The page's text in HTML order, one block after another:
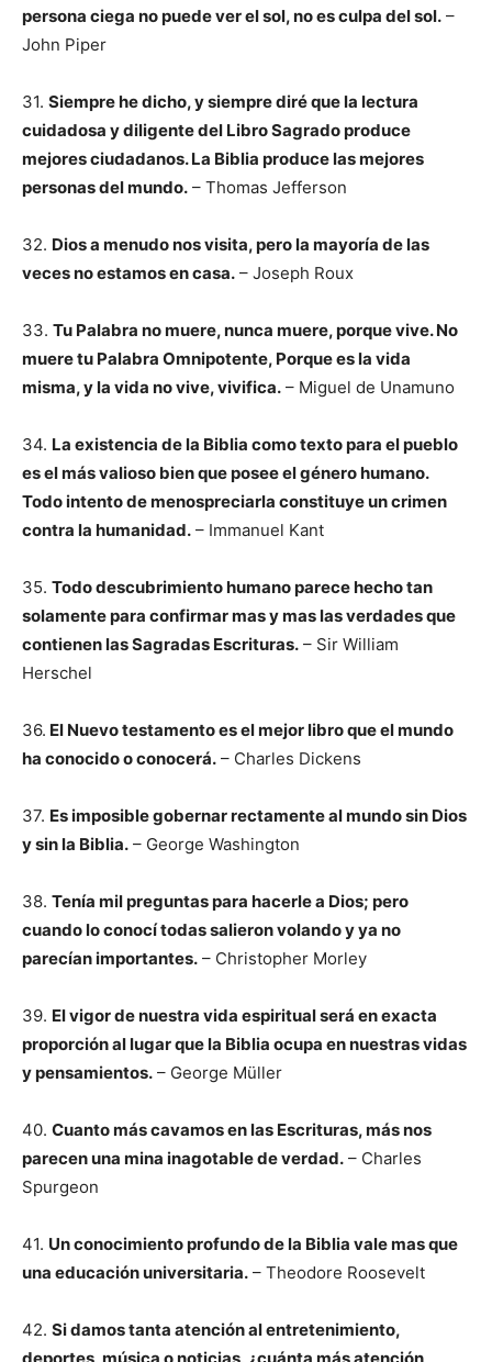
persona ciega no puede ver el sol, no es culpa del sol. –
John Piper
31. Siempre he dicho, y siempre diré que la lectura
cuidadosa y diligente del Libro Sagrado produce
mejores ciudadanos. La Biblia produce las mejores
personas del mundo. – Thomas Jefferson
32. Dios a menudo nos visita, pero la mayoría de las
veces no estamos en casa. – Joseph Roux
33. Tu Palabra no muere, nunca muere, porque vive. No
muere tu Palabra Omnipotente, Porque es la vida
misma, y la vida no vive, vivifica. – Miguel de Unamuno
34. La existencia de la Biblia como texto para el pueblo
es el más valioso bien que posee el género humano.
Todo intento de menospreciarla constituye un crimen
contra la humanidad. – Immanuel Kant
35. Todo descubrimiento humano parece hecho tan
solamente para confirmar mas y mas las verdades que
contienen las Sagradas Escrituras. – Sir William
Herschel
36. El Nuevo testamento es el mejor libro que el mundo
ha conocido o conocerá. – Charles Dickens
37. Es imposible gobernar rectamente al mundo sin Dios
y sin la Biblia. – George Washington
38. Tenía mil preguntas para hacerle a Dios; pero
cuando lo conocí todas salieron volando y ya no
parecían importantes. – Christopher Morley
39. El vigor de nuestra vida espiritual será en exacta
proporción al lugar que la Biblia ocupa en nuestras vidas
y pensamientos. – George Müller
40. Cuanto más cavamos en las Escrituras, más nos
parecen una mina inagotable de verdad. – Charles
Spurgeon
41. Un conocimiento profundo de la Biblia vale mas que
una educación universitaria. – Theodore Roosevelt
42. Si damos tanta atención al entretenimiento,